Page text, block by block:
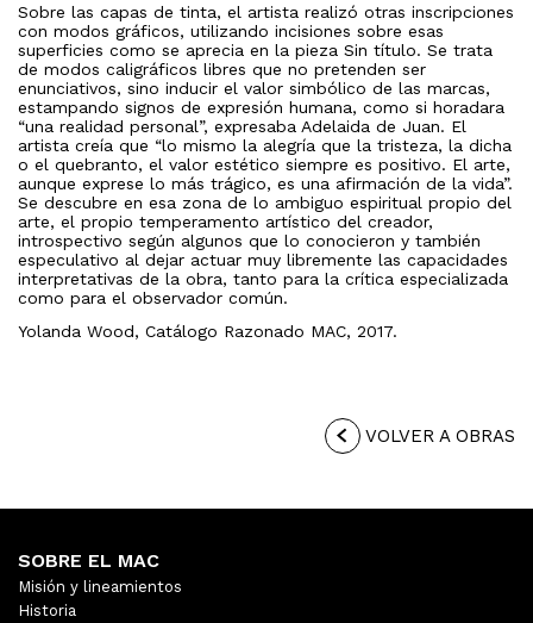
Sobre las capas de tinta, el artista realizó otras inscripciones
con modos gráficos, utilizando incisiones sobre esas
superficies como se aprecia en la pieza Sin título. Se trata
de modos caligráficos libres que no pretenden ser
enunciativos, sino inducir el valor simbólico de las marcas,
estampando signos de expresión humana, como si horadara
“una realidad personal”, expresaba Adelaida de Juan. El
artista creía que “lo mismo la alegría que la tristeza, la dicha
o el quebranto, el valor estético siempre es positivo. El arte,
aunque exprese lo más trágico, es una afirmación de la vida”.
Se descubre en esa zona de lo ambiguo espiritual propio del
arte, el propio temperamento artístico del creador,
introspectivo según algunos que lo conocieron y también
especulativo al dejar actuar muy libremente las capacidades
interpretativas de la obra, tanto para la crítica especializada
como para el observador común.
Yolanda Wood, Catálogo Razonado MAC, 2017.
VOLVER A OBRAS
SOBRE EL MAC
Misión y lineamientos
Historia